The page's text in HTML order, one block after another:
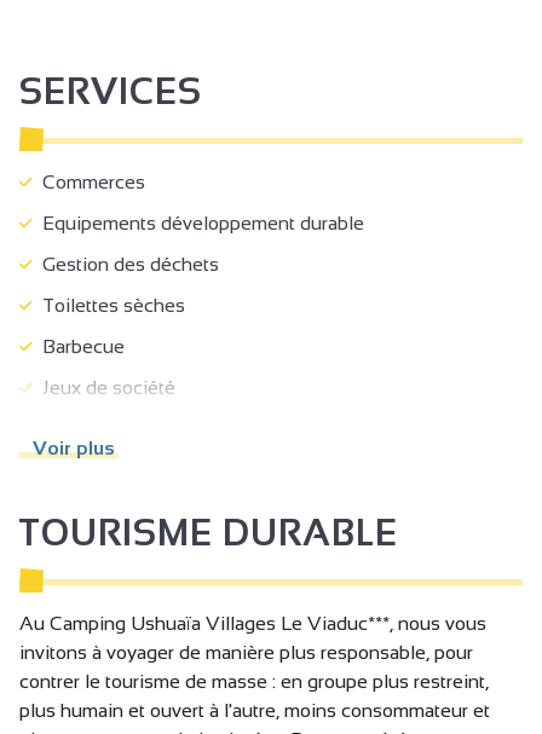
SERVICES
Commerces
Equipements développement durable
Gestion des déchets
Toilettes sèches
Barbecue
Jeux de société
de fort
Equipement de Tir à l'arc
Etang de pêche
Trampoline
Table de ping pong
Voir plus
TOURISME DURABLE
Au Camping Ushuaïa Villages Le Viaduc***, nous vous
invitons à voyager de manière plus responsable, pour
contrer le tourisme de masse : en groupe plus restreint,
plus humain et ouvert à l'autre, moins consommateur et